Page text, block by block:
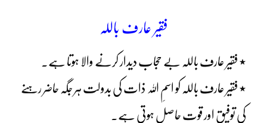
فقیر عارف باللہ
٭ فقیر عارف باللہ بے حجاب دیدار کرنے والا ہوتا ہے۔
٭ فقیر عارف باللہ کو اسمِ اللہ ذات کی بدولت ہر جگہ حاضر رہنے
کی توفیق اور قوت حاصل ہوتی ہے۔